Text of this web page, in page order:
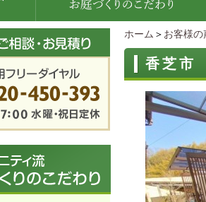
ホーム ＞ お客様の
香芝